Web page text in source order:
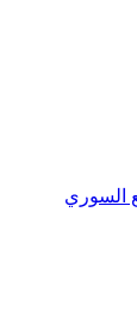
السوري